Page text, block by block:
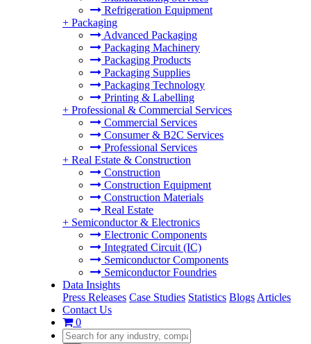
Refrigeration Equipment
+ Packaging
Advanced Packaging
Packaging Machinery
Packaging Products
Packaging Supplies
Packaging Technology
Printing & Labelling
+ Professional & Commercial Services
Commercial Services
Consumer & B2C Services
Professional Services
+ Real Estate & Construction
Construction
Construction Equipment
Construction Materials
Real Estate
+ Semiconductor & Electronics
Electronic Components
Integrated Circuit (IC)
Semiconductor Components
Semiconductor Foundries
Data Insights
Press Releases Case Studies Statistics Blogs Articles
Contact Us
0